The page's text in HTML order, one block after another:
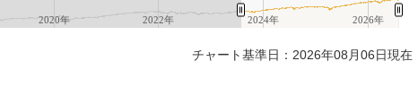
2020年 2022年 2024年 2026年
チャート基準日：2026年08月06日現在